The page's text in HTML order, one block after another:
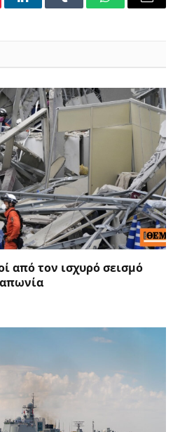
LinkedInTumblr WhatsAppEmail
από τον ισχυρό σεισμό